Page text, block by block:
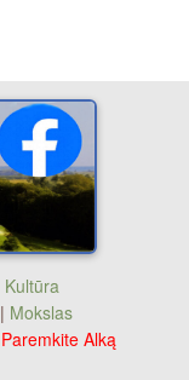
Kultūra
| Mokslas
Paremkite Alką